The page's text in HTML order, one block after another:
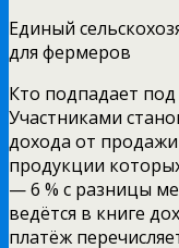
Единый
для фермеров
Кто подпадает под
Участниками
дохода от
продукции
— 6 % с разницы
ведётся в книге
платёж